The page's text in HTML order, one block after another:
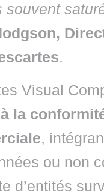
souvent
.
Visual
la
,
ou non
d’entités